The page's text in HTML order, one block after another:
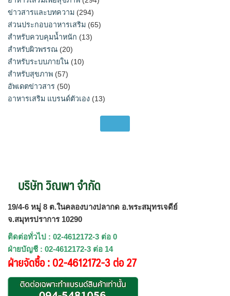
ข่าวสารและบทความ (294)
ส่วนประกอบอาหารเสริม (65)
สำหรับควบคุมน้ำหนัก (13)
สำหรับผิวพรรณ (20)
สำหรับระบบภายใน (10)
สำหรับสุขภาพ (57)
อัพเดตข่าวสาร (50)
อาหารเสริม แบรนด์ตัวเอง (13)
บริษัท วิณพา จำกัด
19/4-6 หมู่ 8 ต.ในคลองบางปลากด อ.พระสมุทรเจดีย์
จ.สมุทรปราการ 10290
ติดต่อทั่วไป : 02-4612172-3 ต่อ 0
ฝ่ายบัญชี : 02-4612172-3 ต่อ 14
ฝ่ายจัดซื้อ : 02-4612172-3 ต่อ 27